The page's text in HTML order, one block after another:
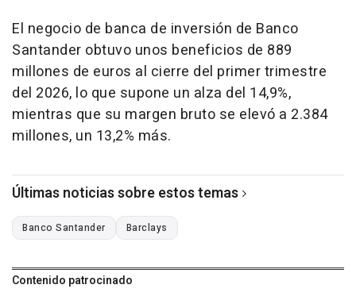
El negocio de banca de inversión de Banco
Santander obtuvo unos beneficios de 889
millones de euros al cierre del primer trimestre
del 2026, lo que supone un alza del 14,9%,
mientras que su margen bruto se elevó a 2.384
millones, un 13,2% más.
Últimas noticias sobre estos temas
Banco Santander Barclays
Contenido patrocinado